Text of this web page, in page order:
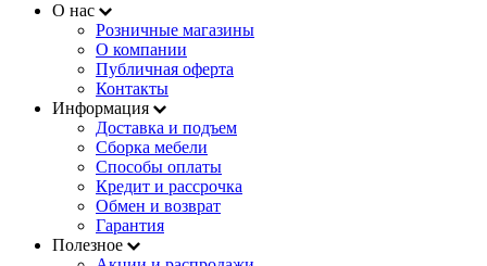
О нас
Розничные магазины
О компании
Публичная оферта
Контакты
Информация
Доставка и подъем
Сборка мебели
Способы оплаты
Кредит и рассрочка
Обмен и возврат
Гарантия
Полезное